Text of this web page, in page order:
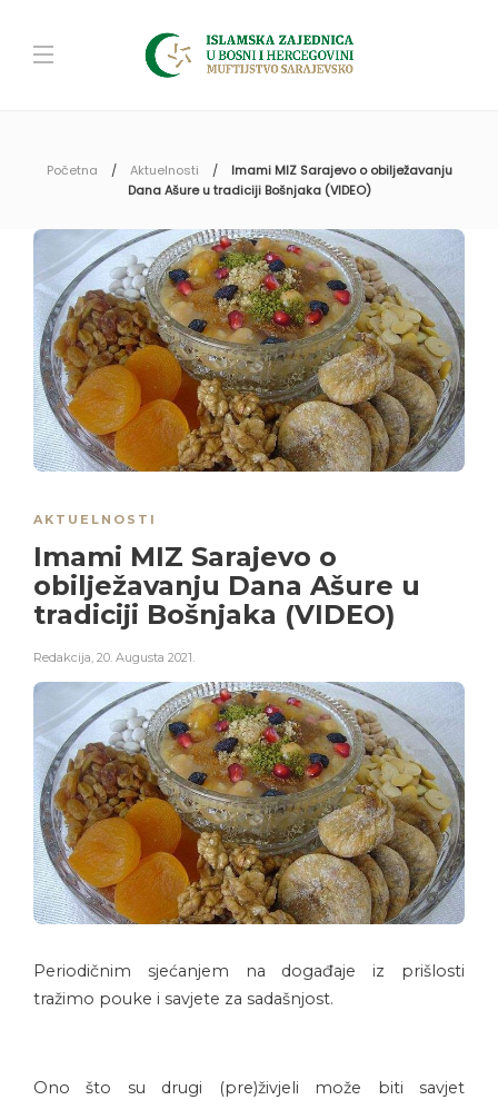
Početna Aktuelnosti
Imami MIZ Sarajevo o obilježavanju
Dana Ašure u tradiciji Bošnjaka (VIDEO)
AKTUELNOSTI
Imami MIZ Sarajevo o
obilježavanju Dana Ašure u
tradiciji Bošnjaka (VIDEO)
Redakcija, 20. Augusta 2021.
Periodičnim sjećanjem na događaje iz prišlosti
tražimo pouke i savjete za sadašnjost.
Ono što su drugi (pre)živjeli može biti savjet